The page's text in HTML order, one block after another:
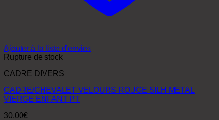
Ajouter à la liste d’envies
Rupture de stock
CADRE DIVERS
CADRE/CHEVALET VELOURS ROUGE SILH METAL
VIERGE ENFANT PT
30,00€